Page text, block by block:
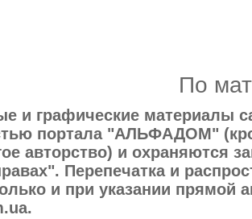
По
и графические материалы
портала "АЛЬФАДОМ"
авторство) и охраняются
Перепечатка и
и при указании прямой